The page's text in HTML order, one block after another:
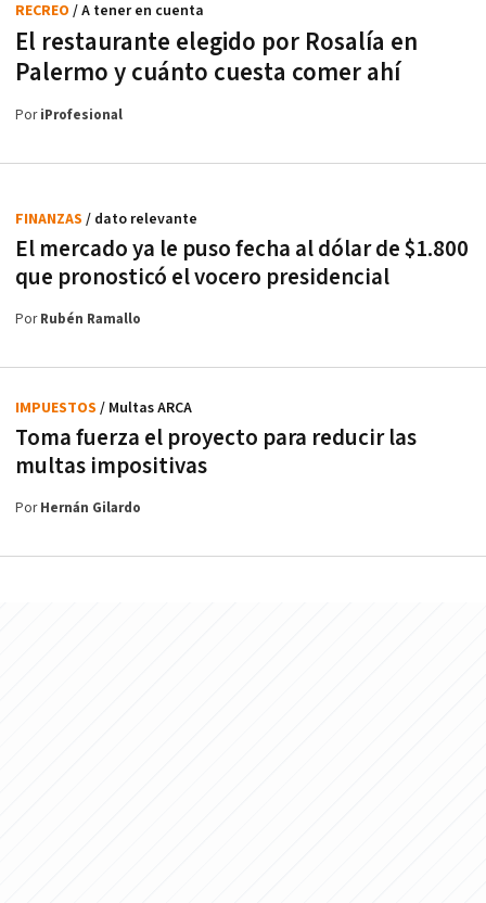
El restaurante elegido por Rosalía en
Palermo y cuánto cuesta comer ahí
RECREO / A tener en cuenta
PoriProfesional
El mercado ya le puso fecha al dólar de $1.800
que pronosticó el vocero presidencial
FINANZAS / dato relevante
PorRubén Ramallo
Toma fuerza el proyecto para reducir las
multas impositivas
IMPUESTOS / Multas ARCA
PorHernán Gilardo